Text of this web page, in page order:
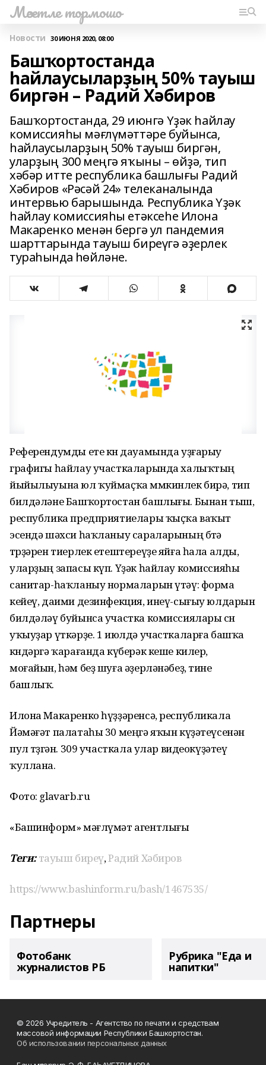
Мәсетле тормошо
Новости 30 ИЮНЯ 2020, 08:00
Башҡортостанда
һайлаусыларҙың 50% тауыш
биргән – Радий Хәбиров
Башҡортостанда, 29 июнгә Үҙәк һайлау
комиссияһы мәғлүмәттәре буйынса,
һайлаусыларҙың 50% тауыш биргән,
уларҙың 300 меңгә яҡыны – өйҙә, тип
хәбәр итте республика башлығы Радий
Хәбиров «Рәсәй 24» телеканалында
интервью барышында. Республика Үҙәк
һайлау комиссияһы етәксеһе Илона
Макаренко менән бергә ул пандемия
шарттарында тауыш биреүгә әҙерлек
тураһында һөйләне.
Референдумды ете көн дауамында уҙғарыу
графигы һайлау участкаларында халыҡтың
йыйылыуына юл ҡуймаҫҡа мөмкинлек бирә, тип
билдәләне Башҡортостан башлығы. Бынан тыш,
республика предприятиелары ҡыҫҡа ваҡыт
эсендә шәхси һаҡланыу сараларының бөтә
төрҙәрен тиерлек етештереүҙе яйға һала алды,
уларҙың запасы күп. Үҙәк һайлау комиссияһы
санитар-һаҡланыу нормаларын үтәү: форма
кейеү, даими дезинфекция, инеү-сығыу юлдарын
билдәләү буйынса участка комиссиялары өсөн
уҡыуҙар үткәрҙе. 1 июлдә участкаларға башҡа
көндәргә ҡарағанда күберәк кеше килер,
моғайын, һәм беҙ шуға әҙерләнәбеҙ, тине
башлыҡ.
Илона Макаренко һүҙҙәренсә, республикала
Йәмәғәт палатаһы 30 меңгә яҡын күҙәтеүсенән
пул төҙөгән. 309 участкала улар видеокүҙәтеү
ҡуллана.
Фото: glavarb.ru
«Башинформ» мәғлүмәт агентлығы
Теги: тауыш биреү,Радий Хәбиров
https://www.bashinform.ru/bash/1467535/
Партнеры
Фотобанк
журналистов РБ
Рубрика "Еда и
напитки"
© 2026 Учредитель - Агентство по печати и средствам
массовой информации Республики Башкортостан.
Об использовании персональных данных